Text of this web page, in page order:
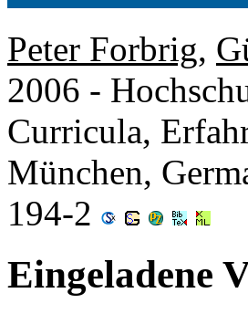
Peter Forbrig,
2006 -
Curricula,
München,
194-2
Eingeladene